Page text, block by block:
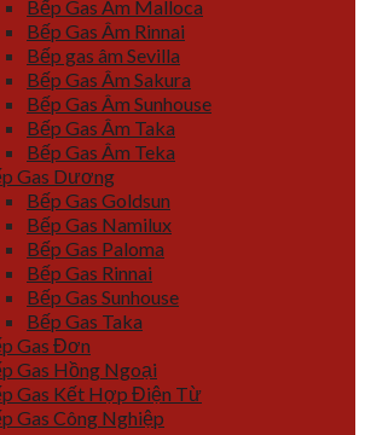
Bếp Gas Âm Malloca
Bếp Gas Âm Rinnai
Bếp gas âm Sevilla
Bếp Gas Âm Sakura
Bếp Gas Âm Sunhouse
Bếp Gas Âm Taka
Bếp Gas Âm Teka
Gas Dương
Bếp Gas Goldsun
Bếp Gas Namilux
Bếp Gas Paloma
Bếp Gas Rinnai
Bếp Gas Sunhouse
Bếp Gas Taka
Gas Đơn
Gas Hồng Ngoại
Gas Kết Hợp Điện Từ
Gas Công Nghiệp